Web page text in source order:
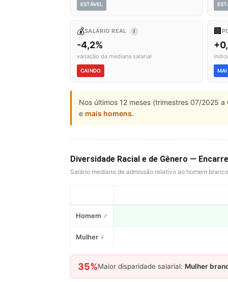
ESTÁVEL
💰SALÁRIO REAL I
-4,2%
variação da mediana salarial
CAINDO
🏢
Nos últimos 12 meses (trimestres 07/2025
e mais homens.
Diversidade Racial e de Gênero —
Salário mediano de admissão relativo ao homem
Homem ♂
Mulher ♀
35%Maior disparidade salarial: Mulher